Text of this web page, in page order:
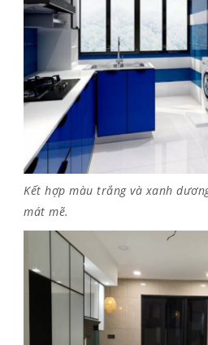
Kết hợp màu trắng và xanh
mát mẽ.